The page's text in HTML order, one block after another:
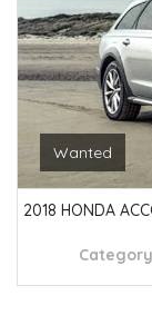
Wanted
2018 HONDA
Category